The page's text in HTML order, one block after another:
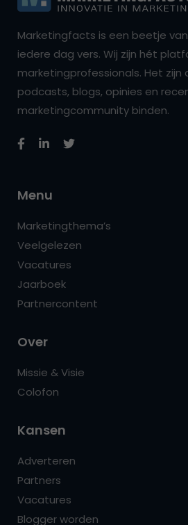
Marketingfacts is een beetje
iedere dag vers. Wij zijn hét
marketingprofessionals. Het zijn
podcasts, blogs, opinies en
marketingcommunity binden.
Menu
Marketingthema’s
Veelgelezen
Vacatures
Jaarboek
Partnercontent
Over
Missie & Visie
Colofon
Kansen
Adverteren
Partners
Vacatures
Blogger worden